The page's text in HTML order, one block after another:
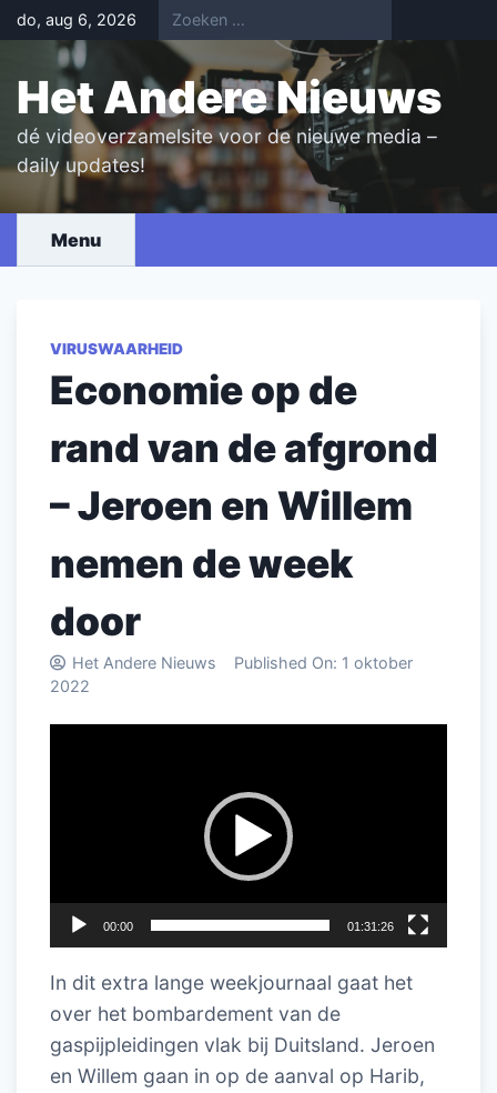
Skip
to
content
do, aug 6, 2026
Het Andere Nieuws
dé videoverzamelsite voor de nieuwe media –
daily updates!
Menu
VIRUSWAARHEID
Economie op de
rand van de afgrond
– Jeroen en Willem
nemen de week
door
Het Andere Nieuws Published On: 1 oktober
2022
00:00 01:31:26
In dit extra lange weekjournaal gaat het
over het bombardement van de
gaspijpleidingen vlak bij Duitsland. Jeroen
en Willem gaan in op de aanval op Harib,